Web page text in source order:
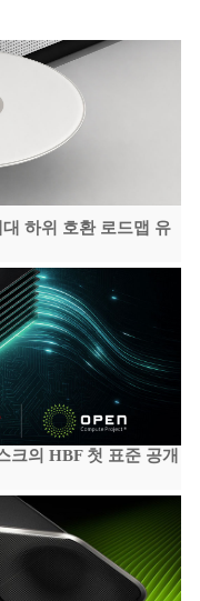
하위 호환 로드맵 유
크의 HBF 첫 표준 공개